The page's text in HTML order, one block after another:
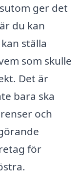
ger det
du kan
ställa
som skulle
Det är
bara ska
och
för